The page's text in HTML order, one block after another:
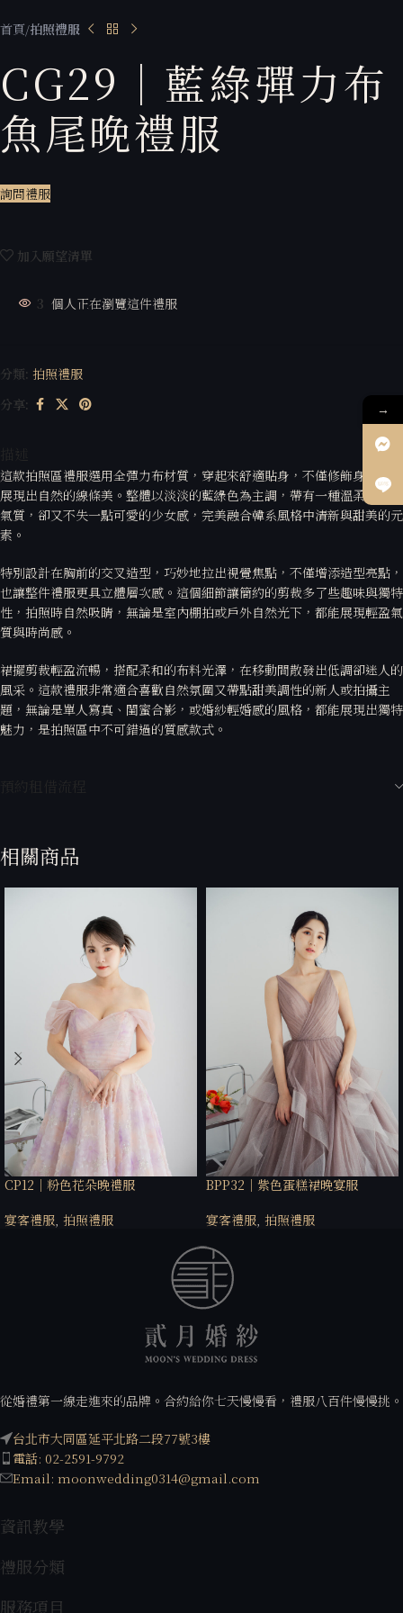
首頁 拍照禮服
CG29｜藍綠彈力布
魚尾晚禮服
詢問禮服
加入願望清單
3 個人正在瀏覽這件禮服
分類: 拍照禮服
分享:
這款拍照區禮服選用全彈力布材質，穿起來舒適貼身，不僅修飾身形，更
展現出自然的線條美。整體以淡淡的藍綠色為主調，帶有一種溫柔優雅的
氣質，卻又不失一點可愛的少女感，完美融合韓系風格中清新與甜美的元
素。
特別設計在胸前的交叉造型，巧妙地拉出視覺焦點，不僅增添造型亮點，
也讓整件禮服更具立體層次感。這個細節讓簡約的剪裁多了些趣味與獨特
性，拍照時自然吸睛，無論是室內棚拍或戶外自然光下，都能展現輕盈氣
質與時尚感。
裙擺剪裁輕盈流暢，搭配柔和的布料光澤，在移動間散發出低調卻迷人的
風采。這款禮服非常適合喜歡自然氛圍又帶點甜美調性的新人或拍攝主
題，無論是單人寫真、閨蜜合影，或婚紗輕婚感的風格，都能展現出獨特
魅力，是拍照區中不可錯過的質感款式。
相關商品
CP12｜粉色花朵晚禮服
宴客禮服, 拍照禮服
BPP32｜紫色蛋糕裙晚宴服
宴客禮服, 拍照禮服
從婚禮第一線走進來的品牌。合約給你七天慢慢看，禮服八百件慢慢挑。
台北市大同區延平北路二段77號3樓
電話: 02-2591-9792
Email: moonwedding0314@gmail.com
資訊教學
禮服分類
服務項目
→